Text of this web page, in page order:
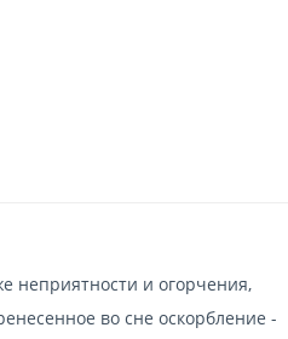
неприятности и огорчения,
во сне оскорбление -